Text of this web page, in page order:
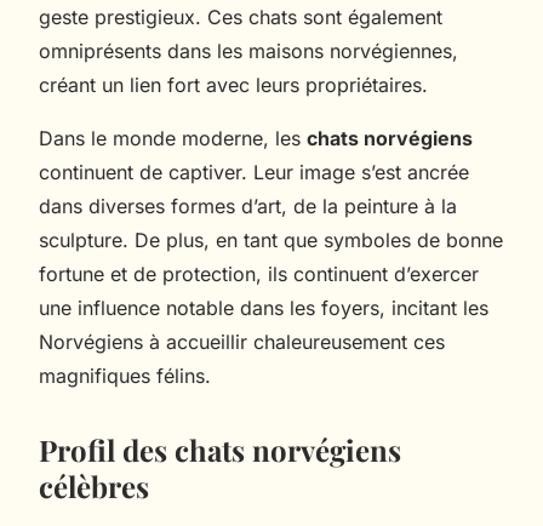
geste prestigieux. Ces chats sont également
omniprésents dans les maisons norvégiennes,
créant un lien fort avec leurs propriétaires.
Dans le monde moderne, les chats norvégiens
continuent de captiver. Leur image s’est ancrée
dans diverses formes d’art, de la peinture à la
sculpture. De plus, en tant que symboles de bonne
fortune et de protection, ils continuent d’exercer
une influence notable dans les foyers, incitant les
Norvégiens à accueillir chaleureusement ces
magnifiques félins.
Profil des chats norvégiens
célèbres